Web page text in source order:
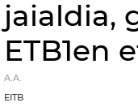
jaialdia,
ETB1en
A.A.
EITB